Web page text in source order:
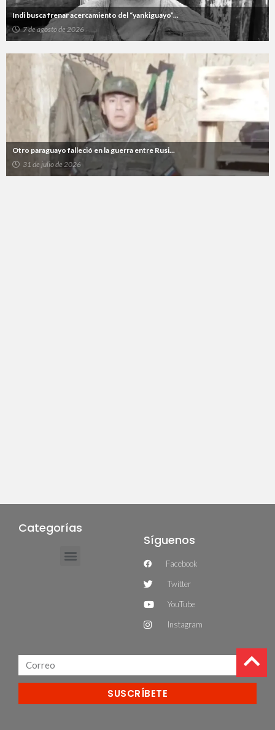
Indi busca frenar acercamiento del “yankiguayo”...
7 de agosto de 2026
Otro paraguayo falleció en la guerra entre Rusi...
31 de julio de 2026
Categorías
Síguenos
Facebook
Twitter
YouTube
Instagram
SUSCRÍBETE